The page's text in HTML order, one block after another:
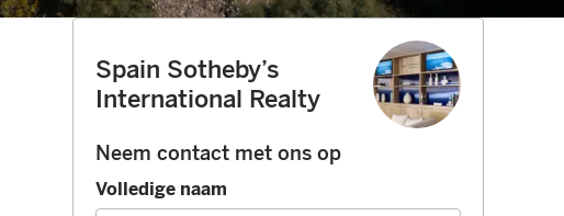
Spain Sotheby’s
International Realty
Neem contact met ons op
Volledige naam